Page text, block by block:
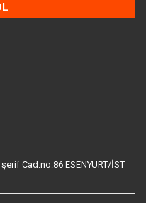
Cad.no:86 ESENYURT/İST